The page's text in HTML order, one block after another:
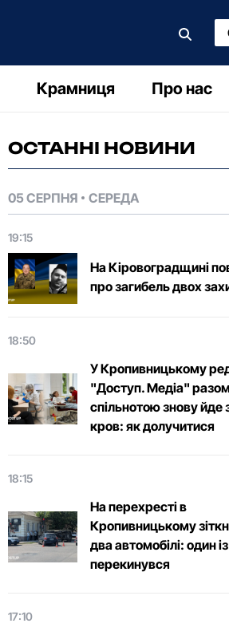
Крамниця Про нас
ОСТАННІ НОВИНИ
05 СЕРПНЯ СЕРЕДА
19:15
На Кіровоградщині
про загибель двох
18:50
У Кропивницькому
"Доступ. Медіа" разом
спільнотою знову йде
кров: як долучитися
18:15
На перехресті в
Кропивницькому
два автомобілі: один
перекинувся
17:10